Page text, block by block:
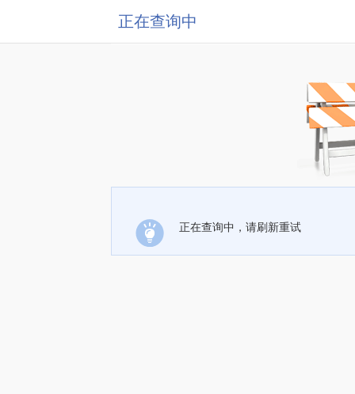
正在查询中
正在查询中，请刷新重试